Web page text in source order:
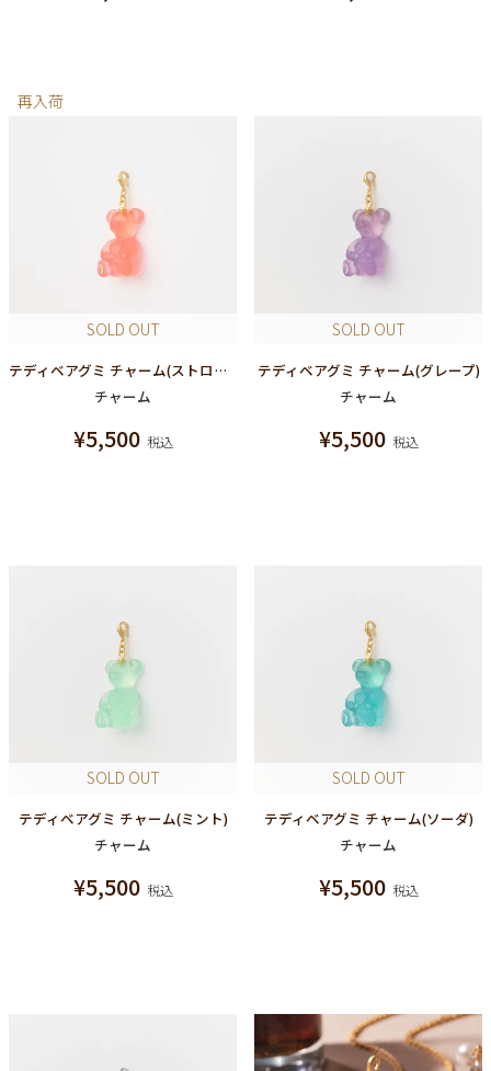
再入荷
SOLD OUT
テディベアグミ チャーム(ストロベリー)
チャーム
¥5,500 税込
SOLD OUT
テディベアグミ チャーム(グレープ)
チャーム
¥5,500 税込
SOLD OUT
テディベアグミ チャーム(ミント)
チャーム
¥5,500 税込
SOLD OUT
テディベアグミ チャーム(ソーダ)
チャーム
¥5,500 税込